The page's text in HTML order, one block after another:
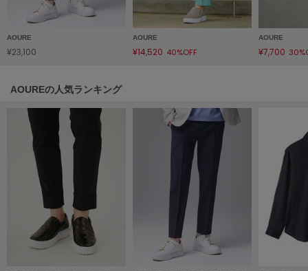
LILY BROWN Lingerie
made of Organics
メイドオブオーガニクス
MICHU COQUETTE
ミチュ コケット
MIESROHE
miies miim
ミーエスミーム
AOURE
¥23,100
AOURE
¥14,520 40%OFF
AOURE
¥7,700
AOUREの人気ランキング